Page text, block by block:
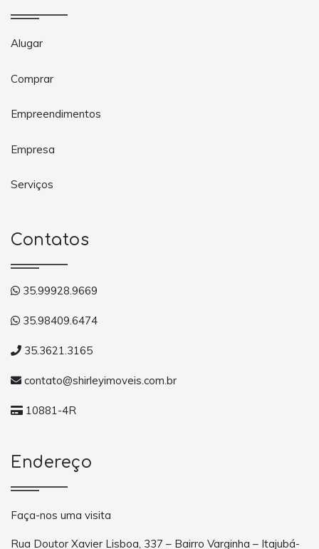
Alugar
Comprar
Empreendimentos
Empresa
Serviços
Contatos
35.99928.9669
35.98409.6474
35.3621.3165
contato@shirleyimoveis.com.br
10881-4R
Endereço
Faça-nos uma visita
Rua Doutor Xavier Lisboa, 337 – Bairro Varginha – Itajubá-